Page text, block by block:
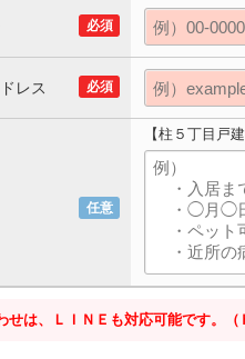
必須
必須
レス
任意
【柱５丁目戸
せは、ＬＩＮＥも対応可能です。（